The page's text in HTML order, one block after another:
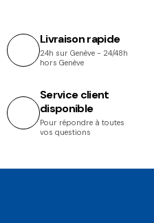
Livraison rapide
24h sur Genève - 24/48h
hors Genève
Service client
disponible
Pour répondre à toutes
vos questions